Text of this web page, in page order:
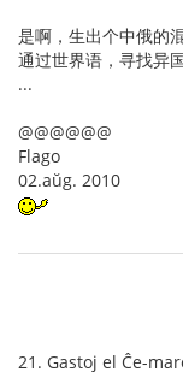
是啊，生出个中俄的
通过世界语，寻找异
...
@@@@@@
Flago
02.aŭg. 2010
21. Gastoj el Ĉe-